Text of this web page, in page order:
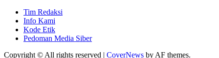
Tim Redaksi
Info Kami
Kode Etik
Pedoman Media Siber
Copyright © All rights reserved | CoverNews by AF themes.